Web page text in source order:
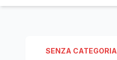
SENZA CATEGORIA